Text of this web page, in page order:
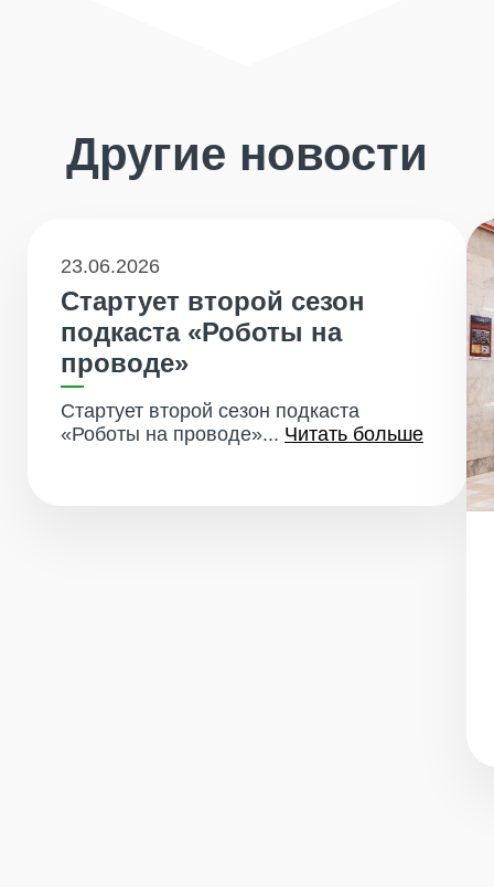
Другие новости
23.06.2026
Стартует второй сезон
подкаста «Роботы на
проводе»
Стартует второй сезон подкаста
«Роботы на проводе»... Читать больше